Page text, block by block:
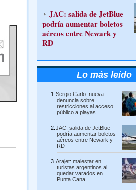
JAC: salida de JetBlue
podría aumentar boletos
aéreos entre Newark y
RD
Lo más leído
Sergio Carlo: nueva
denuncia sobre
restricciones al acceso
público a playas
JAC: salida de JetBlue
podría aumentar boletos
aéreos entre Newark y
RD
Arajet: malestar en
turistas argentinos al
quedar varados en
Punta Cana